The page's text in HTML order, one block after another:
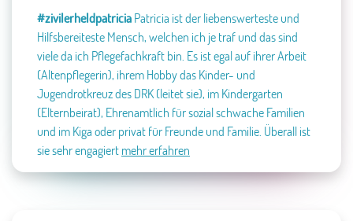
#zivilerheldpatriciaPatricia ist der liebenswerteste und
Hilfsbereiteste Mensch, welchen ich je traf und das sind
viele da ich Pflegefachkraft bin. Es ist egal auf ihrer Arbeit
(Altenpflegerin), ihrem Hobby das Kinder- und
Jugendrotkreuz des DRK (leitet sie), im Kindergarten
(Elternbeirat), Ehrenamtlich für sozial schwache Familien
und im Kiga oder privat für Freunde und Familie. Überall ist
sie sehr engagiertmehr erfahren